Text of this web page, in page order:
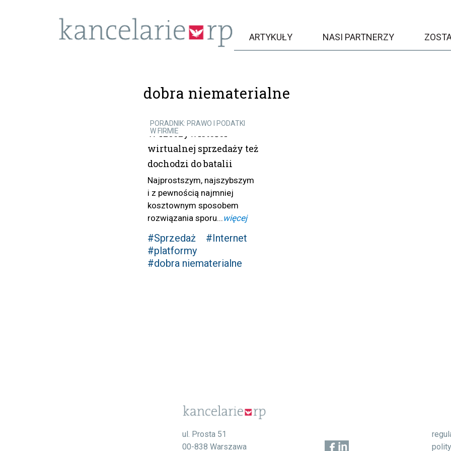
ARTYKUŁY NASI PARTNERZY
dobra niematerialne
PORADNIK: PRAWO I PODATKI
W FIRMIE
W rzeczywistości
wirtualnej sprzedaży też
dochodzi do batalii
Najprostszym, najszybszym
i z pewnością najmniej
kosztownym sposobem
rozwiązania sporu...więcej
#Sprzedaż
#Internet
#platformy
#dobra niematerialne
ul. Prosta 51
00-838 Warszawa